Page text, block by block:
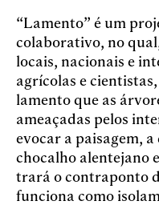
“Lamento” é um
colaborativo, no
locais, nacionais e
agrícolas e
lamento que as
ameaçadas pelos
evocar a paisagem,
chocalho alentejano
trará o contraponto
funciona como